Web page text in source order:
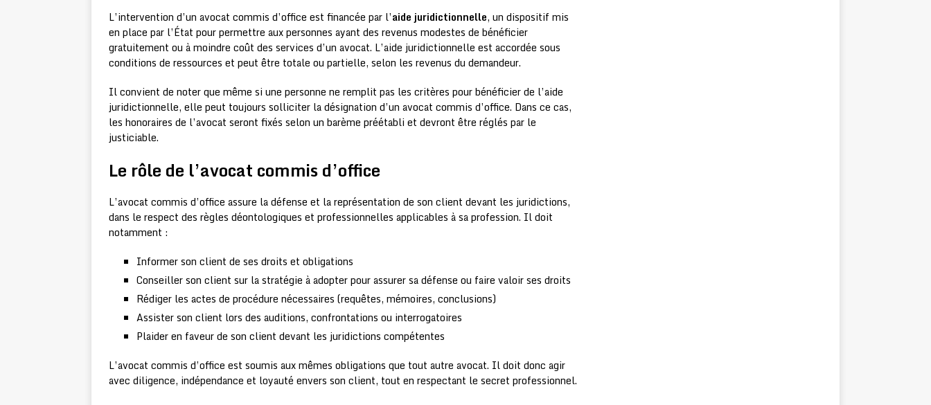
L’intervention d’un avocat commis d’office est financée par l’aide juridictionnelle, un dispositif mis
en place par l’État pour permettre aux personnes ayant des revenus modestes de bénéficier
gratuitement ou à moindre coût des services d’un avocat. L’aide juridictionnelle est accordée sous
conditions de ressources et peut être totale ou partielle, selon les revenus du demandeur.
Il convient de noter que même si une personne ne remplit pas les critères pour bénéficier de l’aide
juridictionnelle, elle peut toujours solliciter la désignation d’un avocat commis d’office. Dans ce cas,
les honoraires de l’avocat seront fixés selon un barème préétabli et devront être réglés par le
justiciable.
Le rôle de l’avocat commis d’office
L’avocat commis d’office assure la défense et la représentation de son client devant les juridictions,
dans le respect des règles déontologiques et professionnelles applicables à sa profession. Il doit
notamment :
Informer son client de ses droits et obligations
Conseiller son client sur la stratégie à adopter pour assurer sa défense ou faire valoir ses droits
Rédiger les actes de procédure nécessaires (requêtes, mémoires, conclusions)
Assister son client lors des auditions, confrontations ou interrogatoires
Plaider en faveur de son client devant les juridictions compétentes
L’avocat commis d’office est soumis aux mêmes obligations que tout autre avocat. Il doit donc agir
avec diligence, indépendance et loyauté envers son client, tout en respectant le secret professionnel.